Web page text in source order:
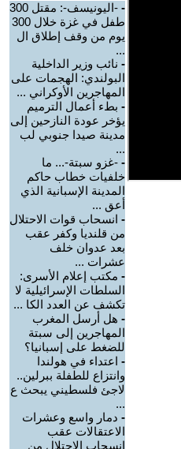
-
-اليونيسف-: مقتل 300
طفل في غزة خلال 300
يوم من وقف إطلاق ال
...
- نائب وزير الداخلية
البولندي: الهجمات على
المهاجرين الأوكراني ...
- بطء أعمال الترميم
يؤخر عودة النازحين إلى
مدينة صيدا جنوبي لب
...
- -غزو سبتة-... ما
خلفيات خطاب حاكم
المدينة الإسبانية الذي
أعق ...
- انسحاب قوات الاحتلال
من قلنديا وكفر عقب
بعد عدوان خلف
عشرات ...
- مكتب إعلام الأسرى:
السلطات الإسرائيلية لا
تكشف عن العدد الكا ...
- هل أرسل المغرب
المهاجرين إلى سبتة
للضغط على إسبانيا؟
- اعتداء في هولندا
وانتزاع للطفلة ببرلين..
لاجئ فلسطيني يبحث ع
...
- دمار واسع وعشرات
الاعتقالات عقب
انسحاب الاحتلال من